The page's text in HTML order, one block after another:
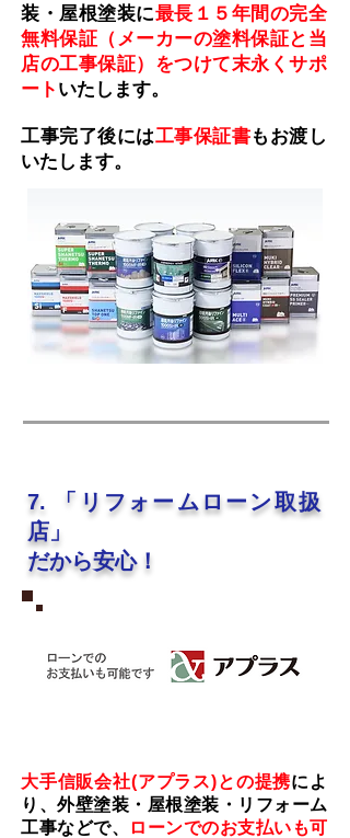
装・屋根塗装に最長１５年間の完全
無料保証（メーカーの塗料保証と当
店の工事保証）をつけて末永くサポ
ート いたします。
工事完了後には工事保証書もお渡し
いたします。
​7. 「リフォームローン取扱
店」
だから安心！
大手信販会社(アプラス)との提携によ
り、外壁塗装・屋根塗装・リフォーム
工事などで、
ローンでのお支払いも可